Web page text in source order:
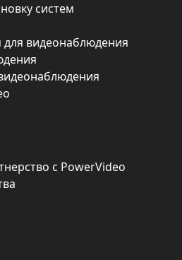
систем
для видеонаблюдения
с PowerVideo